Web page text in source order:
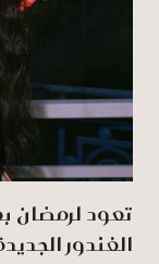
تعود لرمضان
الغندور